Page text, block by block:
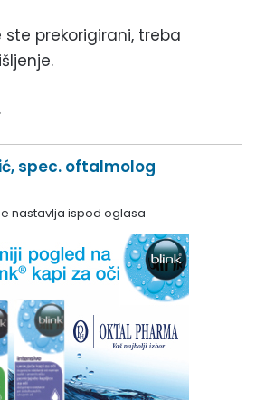
prekorigirani, treba
spec. oftalmolog
nastavlja ispod oglasa